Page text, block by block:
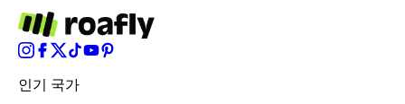
인기 국가